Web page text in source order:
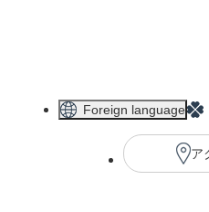
Foreign language
ア